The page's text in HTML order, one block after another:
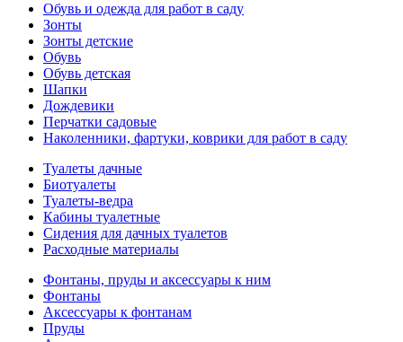
Обувь и одежда для работ в саду
Зонты
Зонты детские
Обувь
Обувь детская
Шапки
Дождевики
Перчатки садовые
Наколенники, фартуки, коврики для работ в саду
Туалеты дачные
Биотуалеты
Туалеты-ведра
Кабины туалетные
Сидения для дачных туалетов
Расходные материалы
Фонтаны, пруды и аксессуары к ним
Фонтаны
Аксессуары к фонтанам
Пруды